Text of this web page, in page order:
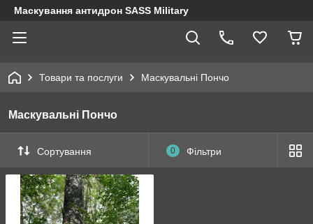
Маскування антидрон SASS Military
Товари та послуги Маскувальні Пончо
Маскувальні Пончо
Сортування 0 Фільтри